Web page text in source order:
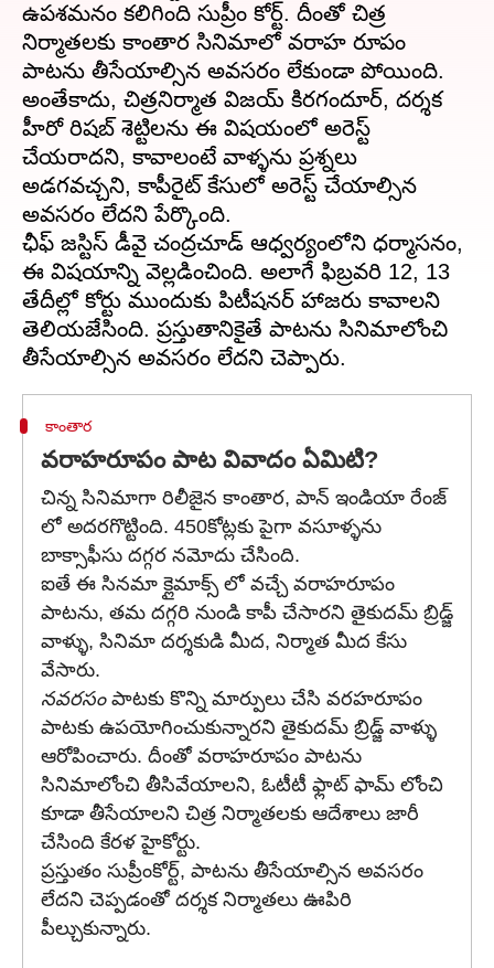
ఉపశమనం కలిగింది సుప్రీం కోర్ట్. దీంతో చిత్ర
నిర్మాతలకు కాంతార సినిమాలో వరాహ రూపం
పాటను తీసేయాల్సిన అవసరం లేకుండా పోయింది.
అంతేకాదు, చిత్రనిర్మాత విజయ్ కిరగందూర్, దర్శక
హీరో రిషబ్ శెట్టిలను ఈ విషయంలో అరెస్ట్
చేయరాదని, కావాలంటే వాళ్ళను ప్రశ్నలు
అడగవచ్చని, కాపీరైట్ కేసులో అరెస్ట్ చేయాల్సిన
అవసరం లేదని పేర్కొంది.
ఛీఫ్ జస్టిస్ డీవై చంద్రచూడ్ ఆధ్వర్యంలోని ధర్మాసనం,
ఈ విషయాన్ని వెల్లడించింది. అలాగే ఫిబ్రవరి 12, 13
తేదీల్లో కోర్టు ముందుకు పిటీషనర్ హాజరు కావాలని
తెలియజేసింది. ప్రస్తుతానికైతే పాటను సినిమాలోంచి
కాంతార
వరాహరూపం పాట వివాదం ఏమిటి?
చిన్న సినిమాగా రిలీజైన కాంతార, పాన్ ఇండియా రేంజ్
లో అదరగొట్టింది. 450కోట్లకు పైగా వసూళ్ళను
బాక్సాఫీసు దగ్గర నమోదు చేసింది.
ఐతే ఈ సినమా క్లైమాక్స్ లో వచ్చే వరాహరూపం
పాటను, తమ దగ్గరి నుండి కాపీ చేసారని తైకుదమ్ బ్రిడ్జ్
వాళ్ళు, సినిమా దర్శకుడి మీద, నిర్మాత మీద కేసు
వేసారు.
నవరసంపాటకు కొన్ని మార్పులు చేసి వరహరూపం
పాటకు ఉపయోగించుకున్నారని తైకుదమ్ బ్రిడ్జ్ వాళ్ళు
ఆరోపించారు. దీంతో వరాహరూపం పాటను
సినిమాలోంచి తీసివేయాలని, ఓటీటీ ఫ్లాట్ ఫామ్ లోంచి
కూడా తీసేయాలని చిత్ర నిర్మాతలకు ఆదేశాలు జారీ
చేసింది కేరళ హైకోర్టు.
ప్రస్తుతం సుప్రీంకోర్ట్, పాటను తీసేయాల్సిన అవసరం
లేదని చెప్పడంతో దర్శక నిర్మాతలు ఊపిరి
పీల్చుకున్నారు.